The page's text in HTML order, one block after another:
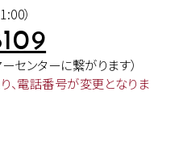
）
ーセンターに繋がります）
電話番号が変更となりま